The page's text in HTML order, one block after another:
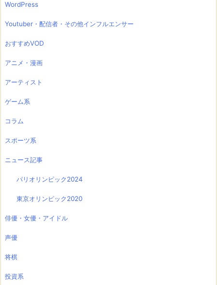
WordPress
Youtuber・配信者・その他インフルエンサー
おすすめVOD
アニメ・漫画
アーティスト
ゲーム系
コラム
スポーツ系
ニュース記事
パリオリンピック2024
東京オリンピック2020
俳優・女優・アイドル
声優
将棋
投資系